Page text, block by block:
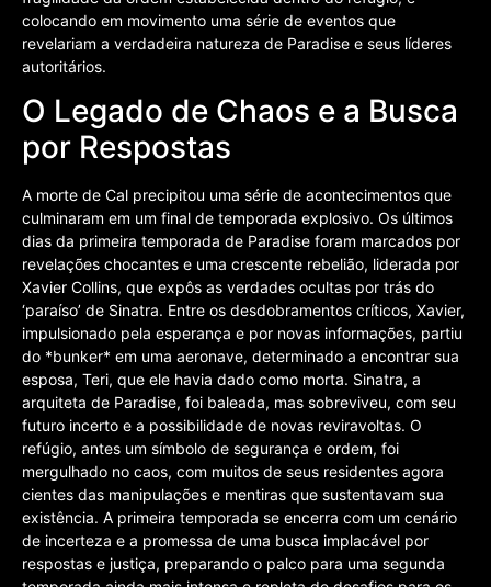
colocando em movimento uma série de eventos que
revelariam a verdadeira natureza de Paradise e seus líderes
autoritários.
O Legado de Chaos e a Busca
por Respostas
A morte de Cal precipitou uma série de acontecimentos que
culminaram em um final de temporada explosivo. Os últimos
dias da primeira temporada de Paradise foram marcados por
revelações chocantes e uma crescente rebelião, liderada por
Xavier Collins, que expôs as verdades ocultas por trás do
‘paraíso’ de Sinatra. Entre os desdobramentos críticos, Xavier,
impulsionado pela esperança e por novas informações, partiu
do *bunker* em uma aeronave, determinado a encontrar sua
esposa, Teri, que ele havia dado como morta. Sinatra, a
arquiteta de Paradise, foi baleada, mas sobreviveu, com seu
futuro incerto e a possibilidade de novas reviravoltas. O
refúgio, antes um símbolo de segurança e ordem, foi
mergulhado no caos, com muitos de seus residentes agora
cientes das manipulações e mentiras que sustentavam sua
existência. A primeira temporada se encerra com um cenário
de incerteza e a promessa de uma busca implacável por
respostas e justiça, preparando o palco para uma segunda